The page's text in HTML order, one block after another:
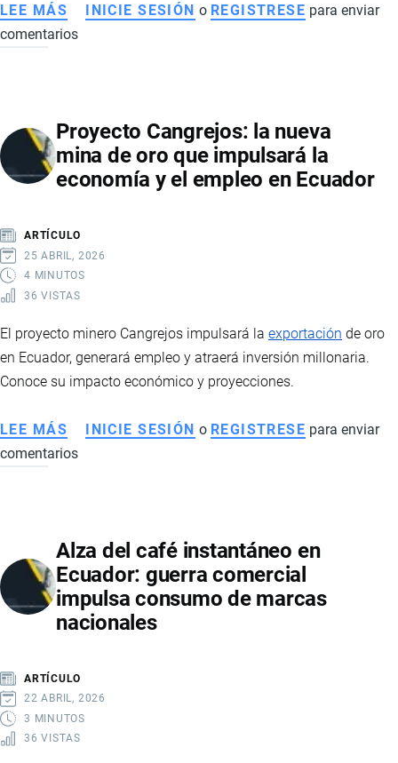
LEE MÁS SOBRE
DROPSHIPPING
COMPLETA
PARA
EMPRENDEDORES
ELECTRÓNICO
INICIE SESIÓN o REGISTRESE para enviar
comentarios
Proyecto Cangrejos: la nueva
mina de oro que impulsará la
economía y el empleo en Ecuador
ARTÍCULO
25 ABRIL, 2026
4 MINUTOS
36 VISTAS
El proyecto minero Cangrejos impulsará la exportación de oro
en Ecuador, generará empleo y atraerá inversión millonaria.
Conoce su impacto económico y proyecciones.
LEE MÁS SOBRE
PROYECTO
MINA
DE
ORO
QUE
ECONOMÍA
Y
EL
INICIE SESIÓN o REGISTRESE para enviar
comentarios
Alza del café instantáneo en
Ecuador: guerra comercial
impulsa consumo de marcas
nacionales
ARTÍCULO
22 ABRIL, 2026
3 MINUTOS
36 VISTAS